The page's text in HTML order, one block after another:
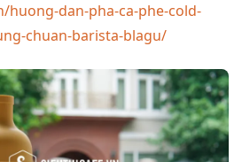
huong-dan-pha-ca-phe-cold-
chuan-barista-blagu/